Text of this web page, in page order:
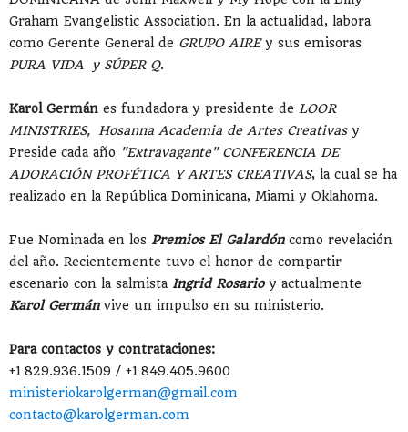
Graham Evangelistic Association. En la actualidad, labora
como Gerente General de GRUPO AIREy sus emisoras
PURA VIDA y SÚPER Q.
Karol Germán es fundadora y presidente de LOOR
MINISTRIES, Hosanna Academia de Artes Creativasy
Preside cada año "Extravagante" CONFERENCIA DE
ADORACIÓN PROFÉTICA Y ARTES CREATIVAS, la cual se ha
realizado en la República Dominicana, Miami y Oklahoma.
Fue Nominada en los Premios El Galardóncomo revelación
del año. Recientemente tuvo el honor de compartir
escenario con la salmista Ingrid Rosarioy actualmente
Karol Germánvive un impulso en su ministerio.
Para contactos y contrataciones:
+1 829.936.1509 / +1 849.405.9600
ministeriokarolgerman@gmail.com
contacto@karolgerman.com